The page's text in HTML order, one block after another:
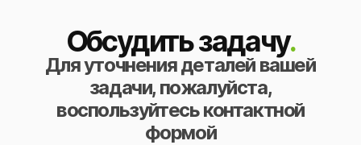
Обсудить задачу.
Для уточнения деталей вашей
задачи, пожалуйста,
воспользуйтесь контактной
формой